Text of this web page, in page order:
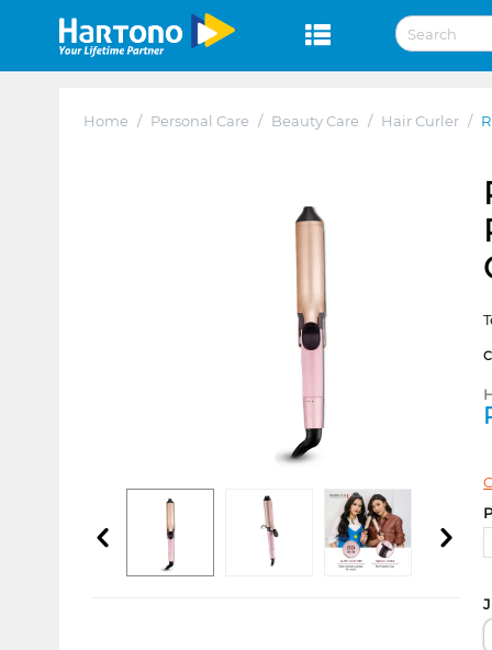
Home / Personal Care / Beauty Care / Hair Curler /